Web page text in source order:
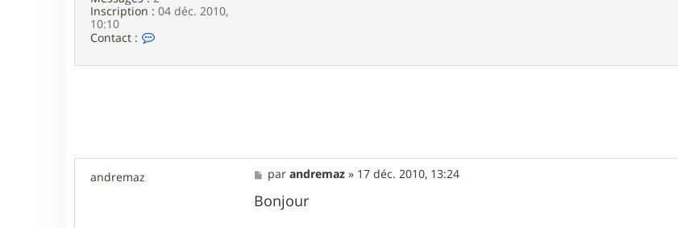
5
Inscription : 04 déc. 2010,
10:10
Contact :
andremaz
M
e
s
s
parandremaz » 17 déc. 2010, 13:24
Bonjour